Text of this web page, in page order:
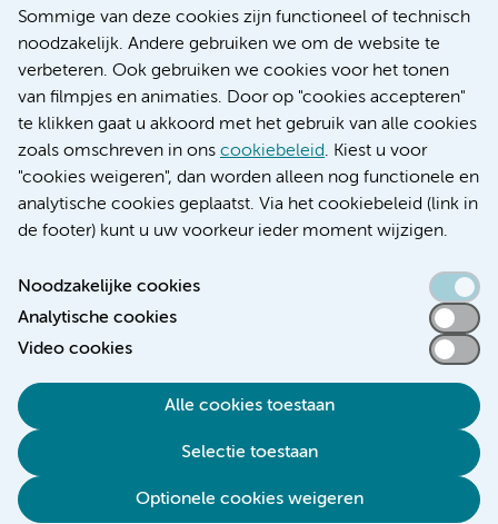
Sommige van deze cookies zijn functioneel of technisch
noodzakelijk. Andere gebruiken we om de website te
verbeteren. Ook gebruiken we cookies voor het tonen
van filmpjes en animaties. Door op "cookies accepteren"
te klikken gaat u akkoord met het gebruik van alle cookies
zoals omschreven in ons cookiebeleid. Kiest u voor
"cookies weigeren", dan worden alleen nog functionele en
analytische cookies geplaatst. Via het cookiebeleid (link in
de footer) kunt u uw voorkeur ieder moment wijzigen.
Noodzakelijke cookies
Analytische cookies
Video cookies
Alle cookies toestaan
Selectie toestaan
Optionele cookies weigeren
Nieuws
Research
Educatie locatie AMC
Educatie locatie VUmc
Verwijzen & diagnostiek
Toegankelijkheidsverklaring
Responsible disclosure